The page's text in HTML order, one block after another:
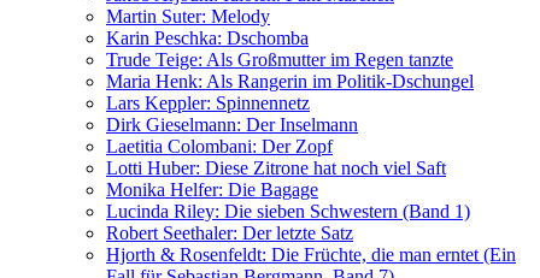
Martin Suter: Melody
Karin Peschka: Dschomba
Trude Teige: Als Großmutter im Regen tanzte
Maria Henk: Als Rangerin im Politik-Dschungel
Lars Keppler: Spinnennetz
Dirk Gieselmann: Der Inselmann
Laetitia Colombani: Der Zopf
Lotti Huber: Diese Zitrone hat noch viel Saft
Monika Helfer: Die Bagage
Lucinda Riley: Die sieben Schwestern (Band 1)
Robert Seethaler: Der letzte Satz
Hjorth & Rosenfeldt: Die Früchte, die man erntet (Ein